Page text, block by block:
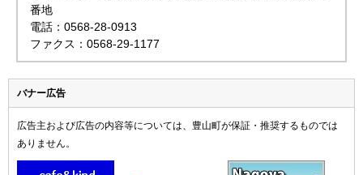
番地
電話：0568-28-0913
ファクス：0568-29-1177
バナー広告
広告主および広告の内容等については、豊山町が保証・推奨するものでは
ありません。